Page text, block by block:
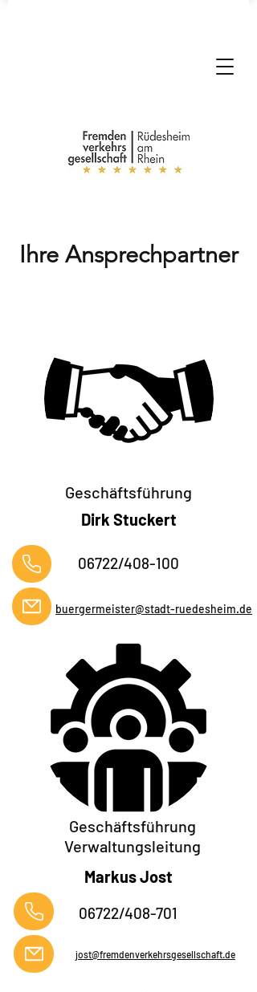
Ihre Ansprechpartner
Geschäftsführung
Dirk Stuckert
06722/408-100
buergermeister@stadt-ruedesheim.de
Geschäftsführung
Verwaltungsleitung
Markus Jost
06722/408-701
jost@fremdenverkehrsgesellschaft.de